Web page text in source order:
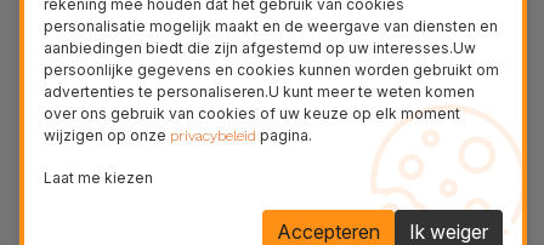
Drie-laagse bescherming met de
siliconen kappen
Onze iPhone siliconen hoesjes hebben een
robuuste, kwalitatieve constructie met een
drielaagse constructie om ongelukken en
rekening mee houden dat het gebruik van cookies
personalisatie mogelijk maakt en de weergave van diensten en
aanbiedingen biedt die zijn afgestemd op uw interesses.Uw
persoonlijke gegevens en cookies kunnen worden gebruikt om
advertenties te personaliseren.U kunt meer te weten komen
over ons gebruik van cookies of uw keuze op elk moment
wijzigen op onze privacybeleid pagina.
Laat me kiezen
Ik weiger
Accepteren